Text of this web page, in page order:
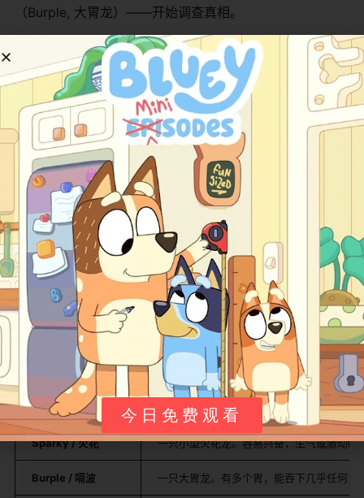
（Burple, 大胃龙）——开始调查真相。
他们需要接近迷曲龙，了解它的习性，破译它歌声中的秘
密。这个过程可能充满笑料和挑战，救援队的成员们各显
神通。最终，他们发现迷曲龙的歌声并非恶意，可能是一
种沟通方式、求偶行为，或者是某种自身无法控制的能
力。误解消除后，救援骑士们可能需要帮助迷曲龙适应环
境，或者利用它的歌声解决一个新的更大的危机，从而证
明它是小镇的新朋友而非敌人。
​主要角色介绍：​
角色名 (英文/中文) 角色简介
​Dak / 戴格​ 维京双胞胎中的弟弟。性格活泼、勇敢，
​Leyla / 蕾拉​ 维京双胞胎中的姐姐。通常更为冷静、善
​Winger / 飞翼​ 一只速度极快的飞龙。是团队中的领袖和
​Summer / 夏天​ 一只友善的水龙。擅长水中活动并能喷射
​Cutter / 切切​ 一只浑身尖刺的箭刺龙。喜欢恶作剧，能
​Sparky / 火花​ 一只小型火花龙。容易兴奋，生气或激动
​Burple / 嗝波​ 一只大胃龙。有多个胃，能吞下几乎任何
今日免费观看